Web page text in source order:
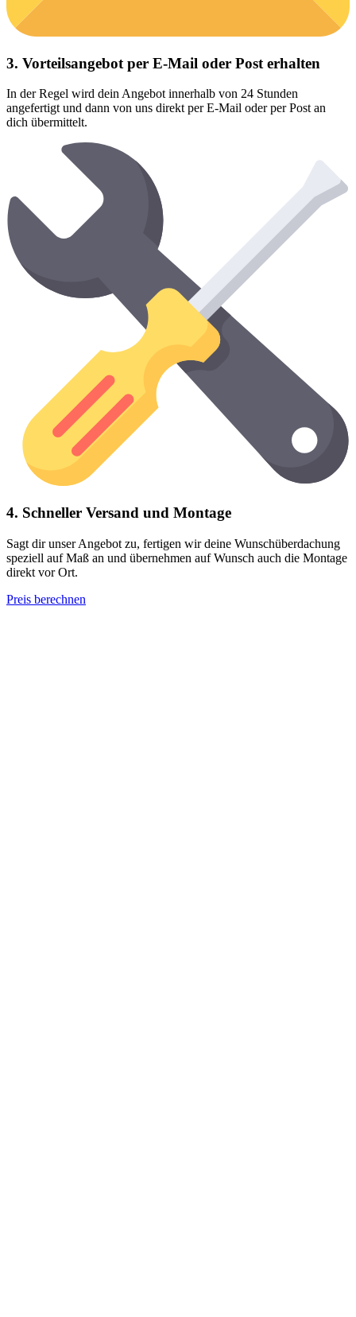
3. Vorteilsangebot per E-Mail oder Post erhalten
In der Regel wird dein Angebot innerhalb von 24 Stunden
angefertigt und dann von uns direkt per E-Mail oder per Post an
dich übermittelt.
4. Schneller Versand und Montage
Sagt dir unser Angebot zu, fertigen wir deine Wunschüberdachung
speziell auf Maß an und übernehmen auf Wunsch auch die Montage
direkt vor Ort.
Preis berechnen